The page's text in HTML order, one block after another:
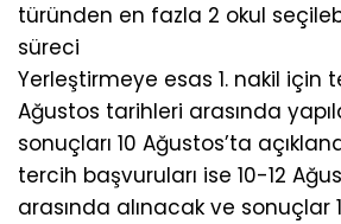
türünden en fazla 2 okul
süreci
Yerleştirmeye esas 1. nakil için
Ağustos tarihleri arasında
sonuçları 10 Ağustos’ta
tercih başvuruları ise 10-12
arasında alınacak ve sonuçlar